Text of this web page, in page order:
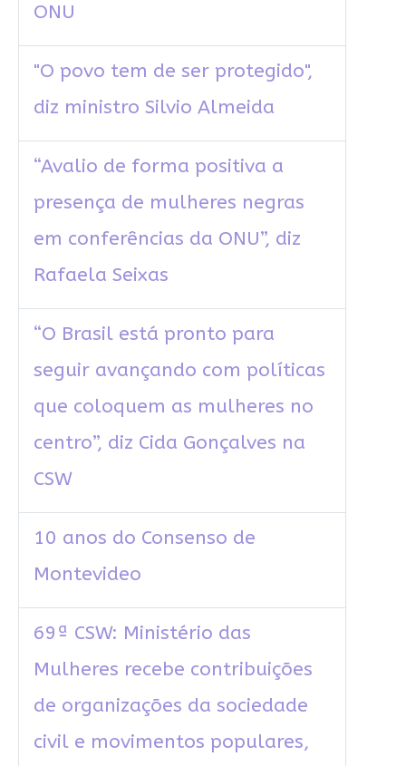
ONU
"O povo tem de ser protegido",
diz ministro Silvio Almeida
“Avalio de forma positiva a
presença de mulheres negras
em conferências da ONU”, diz
Rafaela Seixas
“O Brasil está pronto para
seguir avançando com políticas
que coloquem as mulheres no
centro”, diz Cida Gonçalves na
CSW
10 anos do Consenso de
Montevideo
69ª CSW: Ministério das
Mulheres recebe contribuições
de organizações da sociedade
civil e movimentos populares,